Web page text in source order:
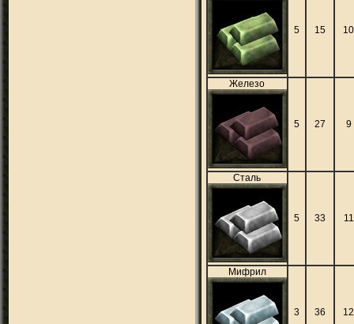
5 15 10
Железо
5 27 9
Сталь
5 33 11
Мифрил
3 36 12